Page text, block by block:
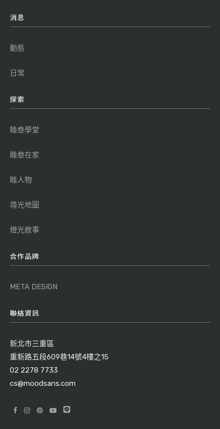
消息
動態
日常
探索
睦叁學堂
睦叁在家
睦人物
尋光地圖
燈光敘事
合作品牌
META DESIGN
聯絡資訊
新北市三重區
重新路五段609巷14號4樓之15
02 2278 7733
cs@moodsans.com